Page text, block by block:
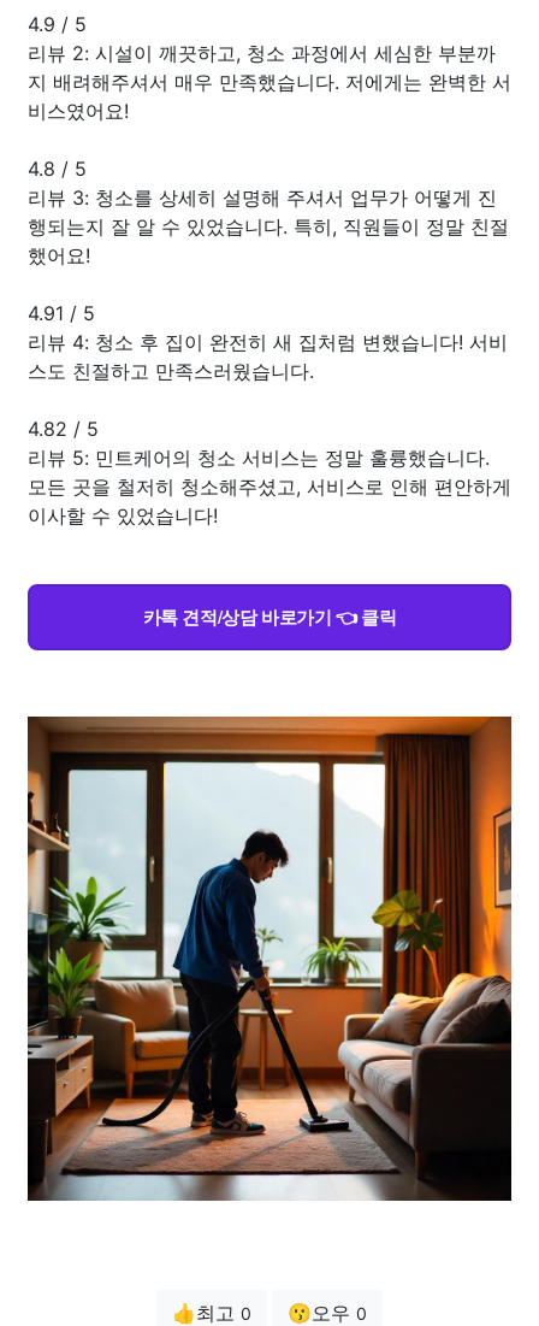
4.9 / 5
리뷰 2: 시설이 깨끗하고, 청소 과정에서 세심한 부분까
지 배려해주셔서 매우 만족했습니다. 저에게는 완벽한 서
비스였어요!
4.8 / 5
리뷰 3: 청소를 상세히 설명해 주셔서 업무가 어떻게 진
행되는지 잘 알 수 있었습니다. 특히, 직원들이 정말 친절
했어요!
4.91 / 5
리뷰 4: 청소 후 집이 완전히 새 집처럼 변했습니다! 서비
스도 친절하고 만족스러웠습니다.
4.82 / 5
리뷰 5: 민트케어의 청소 서비스는 정말 훌륭했습니다.
모든 곳을 철저히 청소해주셨고, 서비스로 인해 편안하게
이사할 수 있었습니다!
카톡 견적/상담 바로가기 👈 클릭
👍최고 0 😗오우 0